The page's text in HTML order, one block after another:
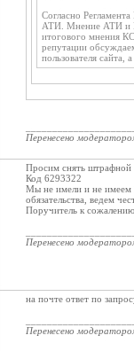
Согласно
АТИ. Мнение АТИ и
итогового мнения
репутации
пользователя сайта,
Перенесено
Просим снять штрафной
Код 6293322
Мы не имели и не имеем
обязательства, ведем
Поручитель к
Перенесено
на почте ответ по
Перенесено